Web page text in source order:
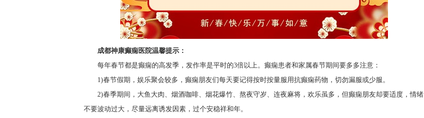
成都神康癫痫医院温馨提示：
每年春节都是癫痫的高发季，发作率是平时的3倍以上。癫痫患者和家属春节期间要多多注意：
1)春节假期，娱乐聚会较多，癫痫朋友们每天要记得按时按量服用抗癫痫药物，切勿漏服或少服。
2)春季期间，大鱼大肉、烟酒咖啡、烟花爆竹、熬夜守岁、连夜麻将，欢乐虽多，但癫痫朋友却要适度，情绪
不要波动过大，尽量远离诱发因素，过个安稳祥和年。